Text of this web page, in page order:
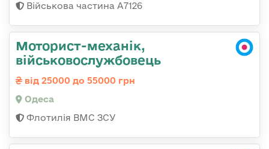
Військова частина А7126
Моторист-механік,
військовослужбовець
від 25000 до 55000 грн
Одеса
Флотилія ВМС ЗСУ